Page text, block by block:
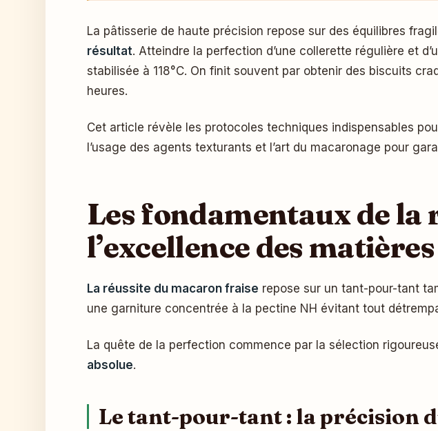
La pâtisserie de haute précision repose sur des équilibres
résultat. Atteindre la perfection d’une collerette régulière et
stabilisée à 118°C. On finit souvent par obtenir des biscuits
heures.
Cet article révèle les protocoles techniques indispensables
l’usage des agents texturants et l’art du macaronage pour
Les fondamentaux de
l’excellence des
La réussite du macaron fraise repose sur un tant-pour-tant
une garniture concentrée à la pectine NH évitant tout
La quête de la perfection commence par la sélection
absolue.
Le tant-pour-tant : la précision